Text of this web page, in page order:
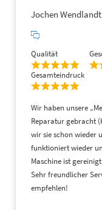
(4)
Jochen Wendlandt
Qualität
Gesamteindruck
Wir haben unsere
Reparatur gebracht
wir sie schon wieder
funktioniert wieder
Maschine ist
Sehr freundlicher
empfehlen!